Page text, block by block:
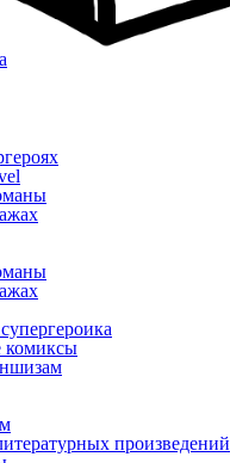
комиксы
произведений